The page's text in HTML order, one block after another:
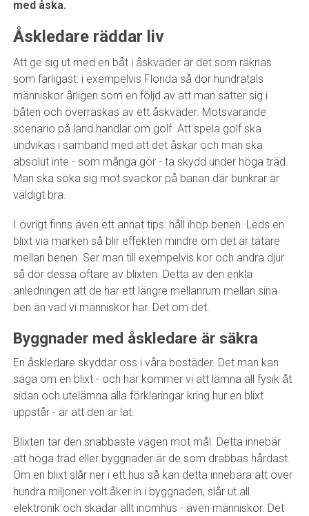
med åska.
Åskledare räddar liv
Att ge sig ut med en båt i åskväder är det som räknas
som farligast: i exempelvis Florida så dör hundratals
människor årligen som en följd av att man sätter sig i
båten och överraskas av ett åskväder. Motsvarande
scenario på land handlar om golf. Att spela golf ska
undvikas i samband med att det åskar och man ska
absolut inte - som många gör - ta skydd under höga träd.
Man ska söka sig mot svackor på banan där bunkrar är
väldigt bra.
I övrigt finns även ett annat tips: håll ihop benen. Leds en
blixt via marken så blir effekten mindre om det är tätare
mellan benen. Ser man till exempelvis kor och andra djur
så dör dessa oftare av blixten. Detta av den enkla
anledningen att de har ett längre mellanrum mellan sina
ben än vad vi människor har. Det om det.
Byggnader med åskledare är säkra
En åskledare skyddar oss i våra bostäder. Det man kan
säga om en blixt - och här kommer vi att lämna all fysik åt
sidan och utelämna alla förklaringar kring hur en blixt
uppstår - är att den är lat.
Blixten tar den snabbaste vägen mot mål. Detta innebär
att höga träd eller byggnader är de som drabbas hårdast.
Om en blixt slår ner i ett hus så kan detta innebära att över
hundra miljoner volt åker in i byggnaden, slår ut all
elektronik och skadar allt inomhus - även människor. Det